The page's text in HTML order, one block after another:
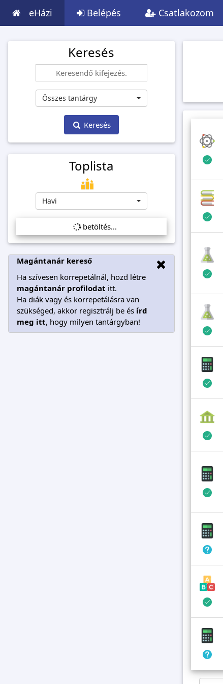
eHázi Belépés Csatlakozom
Keresés
Összes tantárgy
Keresés
Toplista
Havi
betöltés...
Magántanár kereső
Ha szívesen korrepetálnál, hozd létre
magántanár profilodat itt.
Ha diák vagy és korrepetálásra van
szükséged, akkor regisztrálj be és írd
meg itt, hogy milyen tantárgyban!